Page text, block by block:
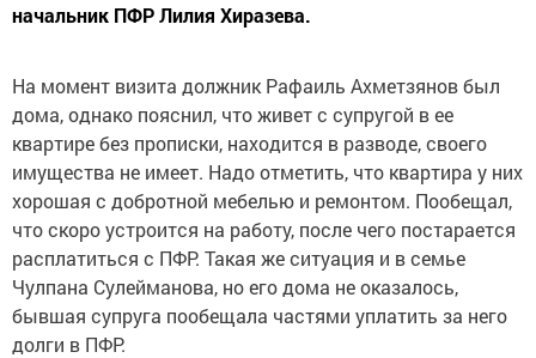
начальник ПФР Лилия Хиразева.
На момент визита должник Рафаиль Ахметзянов был
дома, однако пояснил, что живет с супругой в ее
квартире без прописки, находится в разводе, своего
имущества не имеет. Надо отметить, что квартира у них
хорошая с добротной мебелью и ремонтом. Пообещал,
что скоро устроится на работу, после чего постарается
расплатиться с ПФР. Такая же ситуация и в семье
Чулпана Сулейманова, но его дома не оказалось,
бывшая супруга пообещала частями уплатить за него
долги в ПФР.